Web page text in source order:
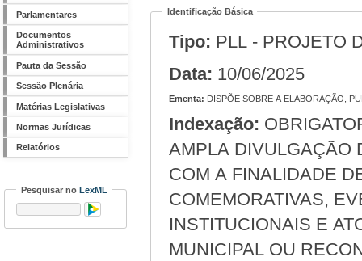
Parlamentares
Documentos
Administrativos
Pauta da Sessão
Sessão Plenária
Matérias Legislativas
Normas Jurídicas
Relatórios
Pesquisar no LexML
Identificação Básica
Tipo: PLL - PROJETO
Data: 10/06/2025
Ementa: DISPÕE SOBRE A ELABORAÇÃO,
Indexação:
AMPLA DIVULGAÇÃO
COM A FINALIDADE
COMEMORATIVAS,
INSTITUCIONAIS E
MUNICIPAL OU